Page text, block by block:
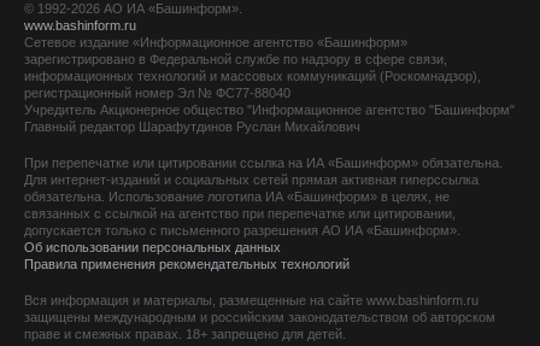
© 1992-2026 АО ИА «Башинформ».
www.bashinform.ru
Сетевое издание «Информационное агентство «Башинформ»
зарегистрировано в Федеральной службе по надзору в сфере связи,
информационных технологий и массовых коммуникаций (Роскомнадзор),
регистрационный номер Эл № ФС77-88040
Учредитель Акционерное общество "Информационное агентство "Башинформ"
Главный редактор Шарафутдинов Руслан Михайлович
При перепечатке или цитировании ссылка на ИА «Башинформ» обязательна.
Для интернет-изданий и социальных сетей прямая активная гиперссылка
обязательна. Использование логотипа ИА «Башинформ» в целях, не
связанных с ссылкой на агентство при перепечатке или цитировании,
допускается только с письменного разрешения АО ИА «Башинформ».
Об использовании персональных данных
Правила применения рекомендательных технологий
Вся информация и материалы, размещенные на сайте www.bashinform.ru
защищены международным и российским законодательством об авторском
праве и смежных правах. 18+ запрещено для детей.